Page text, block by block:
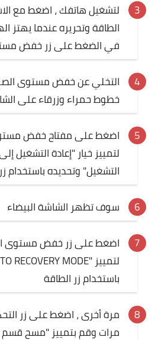
لتشغيل هاتفك ، اضغط مع
الطاقة وتحريره عندما يهتز
في الضغط على زر خفض
التخلي عن خفض مستوى
خطوط حمراء وزرقاء على
اضغط على مفتاح خفض
لتمييز خيار "إعادة التشغيل
التشغيل" وتحديده باستخدام
سوف تظهر الشاشة البيضاء
اضغط على زر خفض مستوى
باستخدام زر الطاقة
مرة أخرى ، اضغط على زر
مرات وقم بتمييز "مسح قسم